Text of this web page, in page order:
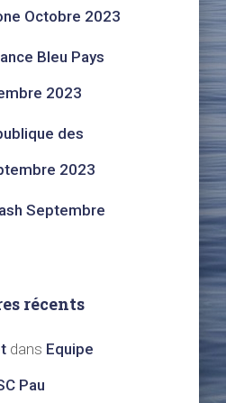
Octobre 2023
Bleu Pays
2023​
des
2023​
Septembre
récents
dans Equipe
Pau